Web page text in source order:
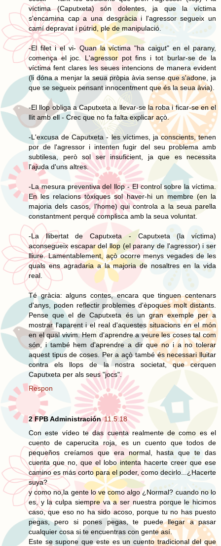
víctima (Caputxeta) són dolentes, ja que la víctima
s'encamina cap a una desgràcia i l'agressor segueix un
camí depravat i pútrid, ple de manipulació.
-El filet i el vi- Quan la víctima "ha caigut" en el parany,
comença el joc. L'agressor pot fins i tot burlar-se de la
víctima fent clares les seues intencions de manera evident
(li dóna a menjar la seua pròpia àvia sense que s'adone, ja
que se segueix pensant innocentment que és la seua àvia).
-El llop obliga a Caputxeta a llevar-se la roba i ficar-se en el
llit amb ell - Crec que no fa falta explicar açò.
-L'excusa de Caputxeta - les víctimes, ja conscients, tenen
por de l'agressor i intenten fugir del seu problema amb
subtilesa, però sol ser insuficient, ja que es necessita
l'ajuda d'uns altres.
-La mesura preventiva del llop - El control sobre la víctima.
En les relacions tòxiques sol haver-hi un membre (en la
majoria dels casos, l'home) qui controla a la seua parella
constantment perquè complisca amb la seua voluntat.
-La llibertat de Caputxeta - Caputxeta (la víctima)
aconsegueix escapar del llop (el parany de l'agressor) i ser
lliure. Lamentablement, açò ocorre menys vegades de les
quals ens agradaria a la majoria de nosaltres en la vida
real.
Té gràcia: alguns contes, encara que tinguen centenars
d'anys, poden reflectir problemes d'èpoques molt distants.
Pense que el de Caputxeta és un gran exemple per a
mostrar l'aparent i el real d'aquestes situacions en el món
en el qual vivim. Hem d'aprendre a veure les coses tal com
són, i també hem d'aprendre a dir que no i a no tolerar
aquest tipus de coses. Per a açò també és necessari lluitar
contra els llops de la nostra societat, que cerquen
Caputxeta per als seus "jocs".
Respon
2 FPB Administración 11.5.18
Con este vídeo te das cuenta realmente de como es el
cuento de caperucita roja, es un cuento que todos de
pequeños creíamos que era normal, hasta que te das
cuenta que no, que el lobo intenta hacerte creer que ese
camino es más corto para el poder, como decirlo...¿Hacerte
suya?
y como no,la gente lo ve como algo ¿Normal? cuando no lo
es, y la culpa siempre va a ser nuestra porque le hicimos
caso, que eso no ha sido acoso, porque tu no has puesto
pegas, pero si pones pegas, te puede llegar a pasar
cualquier cosa si te encuentras con gente así.
Este se supone que este es un cuento tradicional del que